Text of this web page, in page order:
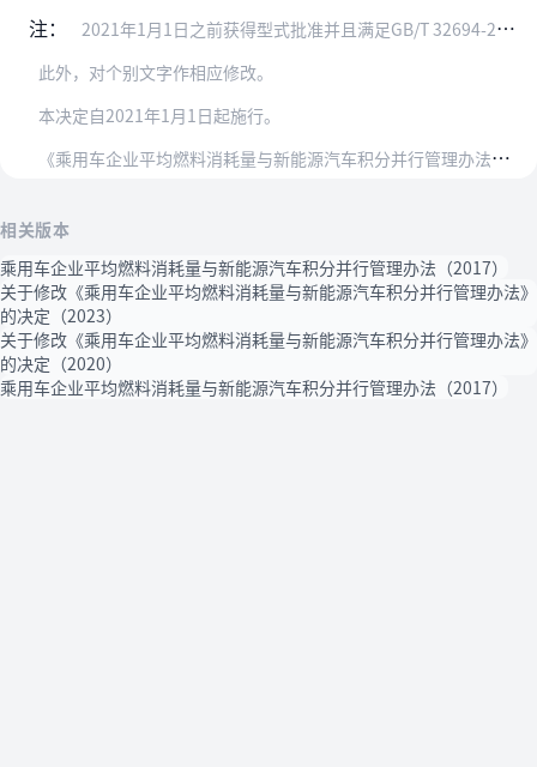
注：
2021年1月1日之前获得型式批准并且满足GB/T 32694-2016要求的插电式混合动力乘用车，在2023年1月1日之前可以获得1.6分的标准车型积分，具体…
此外，对个别文字作相应修改。
本决定自2021年1月1日起施行。
《
乘用车企业平均燃料消耗量与新能源汽车积分并行管理办法》（工业和信息化部财政部商务部海关总署质检总局令第44号）根据本决定作相应修改，重新公布。
相关版本
乘用车企业平均燃料消耗量与新能源汽车积分并行管理办法（2017）
关于修改《乘用车企业平均燃料消耗量与新能源汽车积分并行管理办法》
的决定（2023）
关于修改《乘用车企业平均燃料消耗量与新能源汽车积分并行管理办法》
的决定（2020）
乘用车企业平均燃料消耗量与新能源汽车积分并行管理办法（2017）